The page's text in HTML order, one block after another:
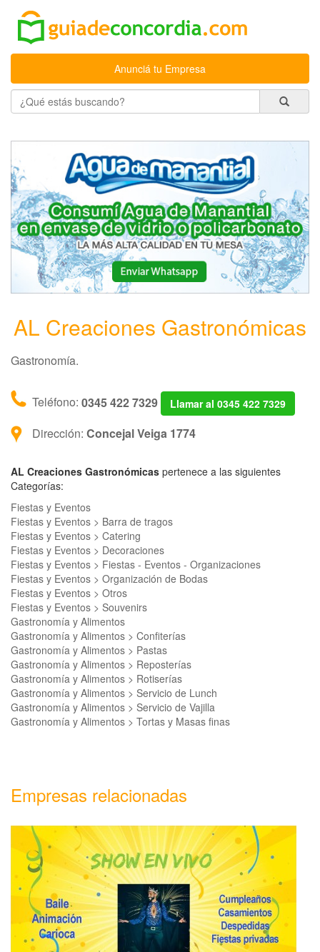
Anunciá tu Empresa
AL Creaciones Gastronómicas
Gastronomía.
Teléfono: 0345 422 7329 Llamar al 0345 422 7329
Dirección: Concejal Veiga 1774
AL Creaciones Gastronómicas pertenece a las siguientes
Categorías:
Fiestas y Eventos
Fiestas y Eventos > Barra de tragos
Fiestas y Eventos > Catering
Fiestas y Eventos > Decoraciones
Fiestas y Eventos > Fiestas - Eventos - Organizaciones
Fiestas y Eventos > Organización de Bodas
Fiestas y Eventos > Otros
Fiestas y Eventos > Souvenirs
Gastronomía y Alimentos
Gastronomía y Alimentos > Confiterías
Gastronomía y Alimentos > Pastas
Gastronomía y Alimentos > Reposterías
Gastronomía y Alimentos > Rotiserías
Gastronomía y Alimentos > Servicio de Lunch
Gastronomía y Alimentos > Servicio de Vajilla
Gastronomía y Alimentos > Tortas y Masas finas
Empresas relacionadas